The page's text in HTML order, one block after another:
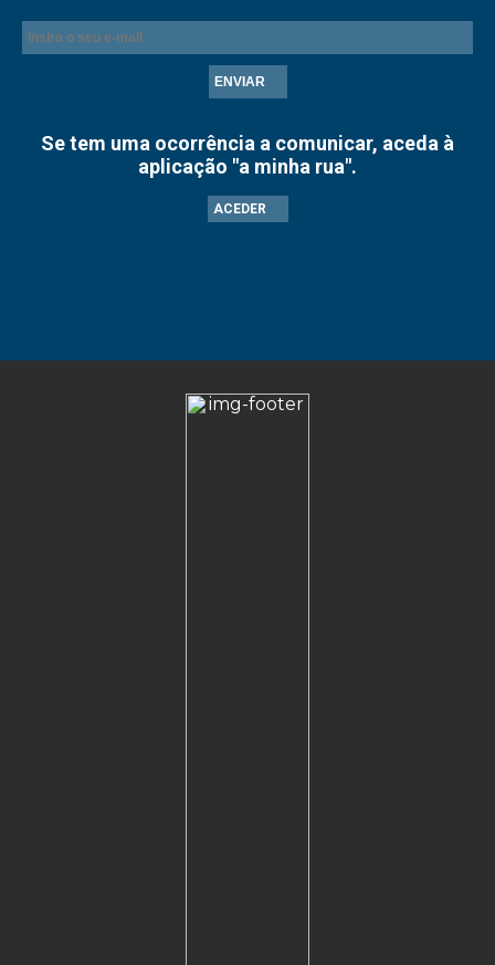
ENVIAR
Se tem uma ocorrência a comunicar, aceda à
aplicação "a minha rua".
ACEDER